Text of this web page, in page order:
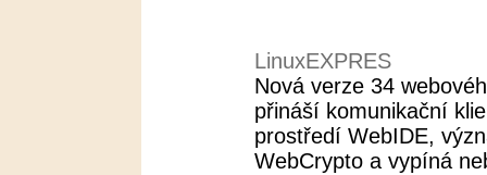
LinuxEXPRES
Nová verze 34
přináší komunikační
prostředí WebIDE,
WebCrypto a vypíná